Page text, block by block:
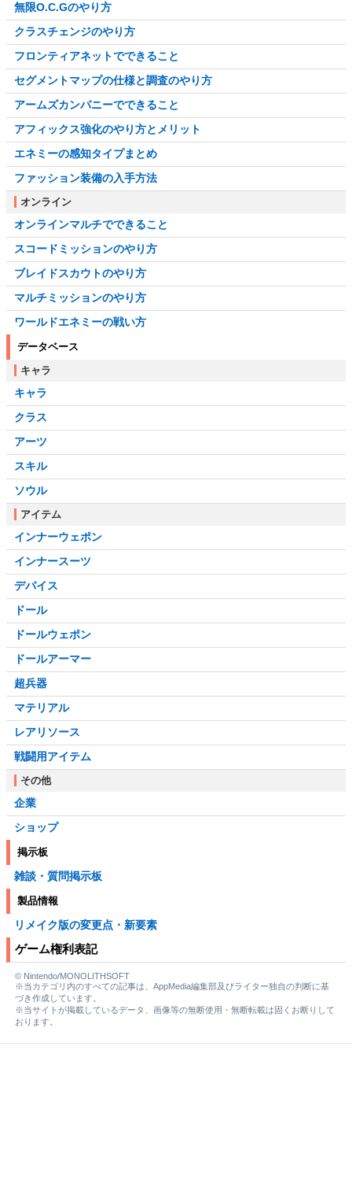
無限O.C.Gのやり方
クラスチェンジのやり方
フロンティアネットでできること
セグメントマップの仕様と調査のやり方
アームズカンパニーでできること
アフィックス強化のやり方とメリット
エネミーの感知タイプまとめ
ファッション装備の入手方法
オンライン
オンラインマルチでできること
スコードミッションのやり方
ブレイドスカウトのやり方
マルチミッションのやり方
ワールドエネミーの戦い方
データベース
キャラ
キャラ
クラス
アーツ
スキル
ソウル
アイテム
インナーウェポン
インナースーツ
デバイス
ドール
ドールウェポン
ドールアーマー
超兵器
マテリアル
レアリソース
戦闘用アイテム
その他
企業
ショップ
掲示板
雑談・質問掲示板
製品情報
リメイク版の変更点・新要素
ゲーム権利表記
© Nintendo/MONOLITHSOFT
※当カテゴリ内のすべての記事は、AppMedia編集部及びライター独自の判断に基
づき作成しています。
※当サイトが掲載しているデータ、画像等の無断使用・無断転載は固くお断りして
おります。